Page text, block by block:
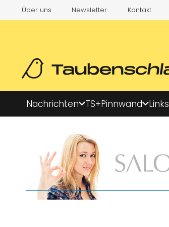
Über uns Newsletter Kontakt
Nachrichten TS+Pinnwand Links